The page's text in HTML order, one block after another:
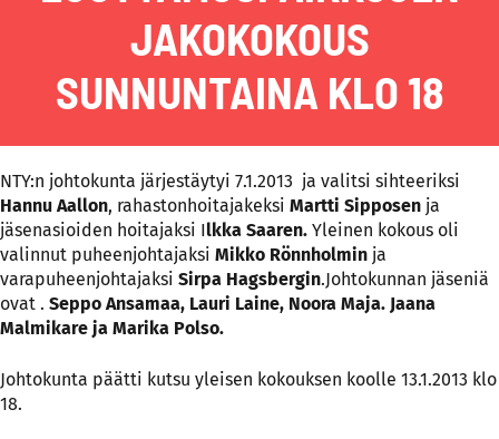
JAKOKOKOUS
SUNNUNTAINA KLO 18
NTY:n johtokunta järjestäytyi 7.1.2013 ja valitsi sihteeriksi
Hannu Aallon, rahastonhoitajakeksi Martti Sipposen ja
jäsenasioiden hoitajaksi Ilkka Saaren. Yleinen kokous oli
valinnut puheenjohtajaksi Mikko Rönnholmin ja
varapuheenjohtajaksi Sirpa Hagsbergin.Johtokunnan jäseniä
ovat . Seppo Ansamaa, Lauri Laine, Noora Maja. Jaana
Malmikare ja Marika Polso.
Johtokunta päätti kutsu yleisen kokouksen koolle 13.1.2013 klo
18.